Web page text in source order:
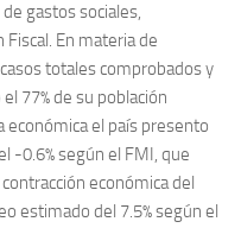
gastos sociales,
En materia de
totales comprobados y
77% de su población
el país presento
-0.6% según el FMI, que
económica del
estimado del 7.5% según el